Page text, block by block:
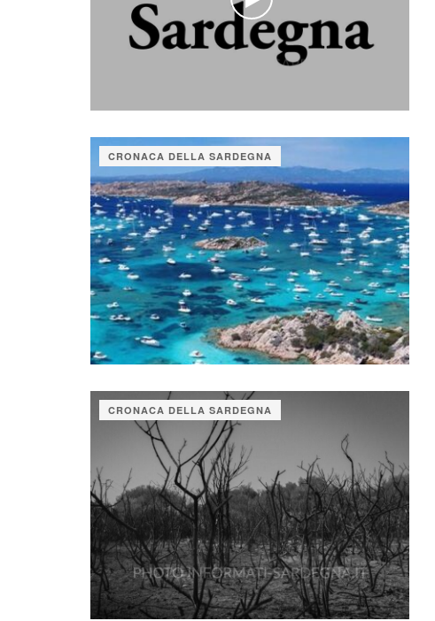
CRONACA DELLA SARDEGNA
CRONACA DELLA SARDEGNA